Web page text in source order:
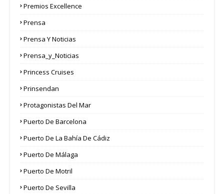
Premios Excellence
Prensa
Prensa Y Noticias
Prensa_y_Noticias
Princess Cruises
Prinsendan
Protagonistas Del Mar
Puerto De Barcelona
Puerto De La Bahía De Cádiz
Puerto De Málaga
Puerto De Motril
Puerto De Sevilla